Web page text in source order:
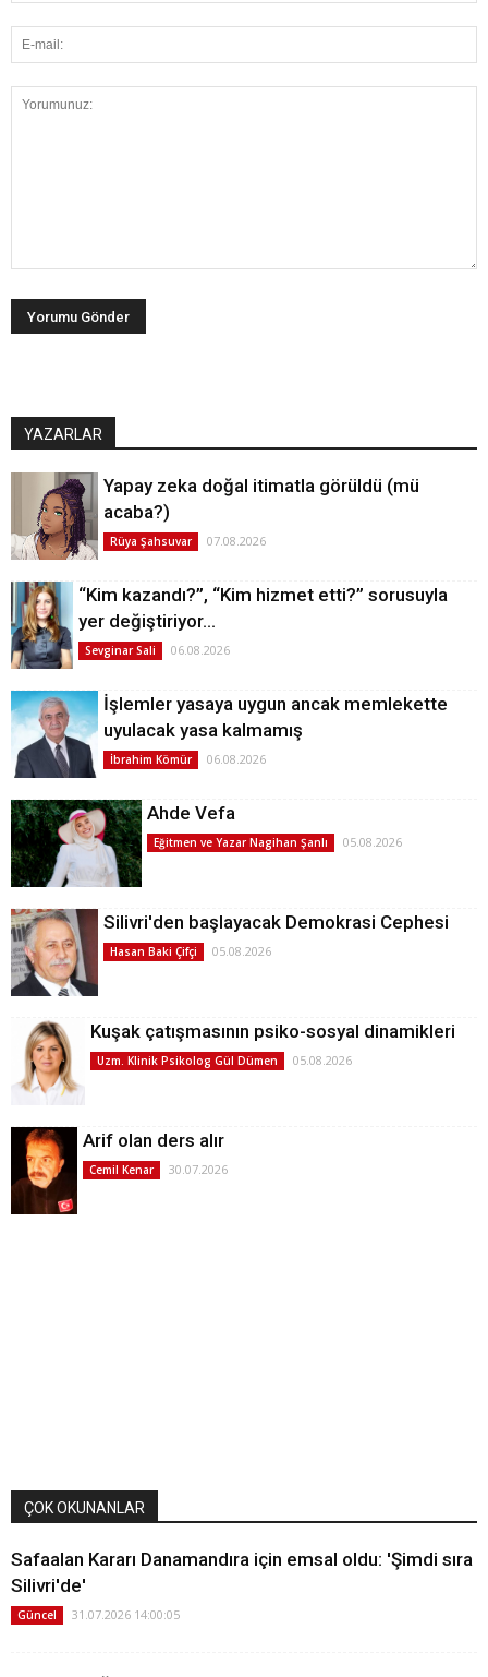
YAZARLAR
Yapay zeka doğal itimatla görüldü (mü
acaba?)
Rüya Şahsuvar 07.08.2026
“Kim kazandı?”, “Kim hizmet etti?” sorusuyla
yer değiştiriyor…
Sevginar Sali 06.08.2026
İşlemler yasaya uygun ancak memlekette
uyulacak yasa kalmamış
İbrahim Kömür 06.08.2026
Ahde Vefa
Eğitmen ve Yazar Nagihan Şanlı 05.08.2026
Silivri'den başlayacak Demokrasi Cephesi
Hasan Baki Çifçi 05.08.2026
Kuşak çatışmasının psiko-sosyal dinamikleri
Uzm. Klinik Psikolog Gül Dümen 05.08.2026
Arif olan ders alır
Cemil Kenar 30.07.2026
ÇOK OKUNANLAR
Safaalan Kararı Danamandıra için emsal oldu: 'Şimdi sıra
Silivri'de'
Güncel 31.07.2026 14:00:05